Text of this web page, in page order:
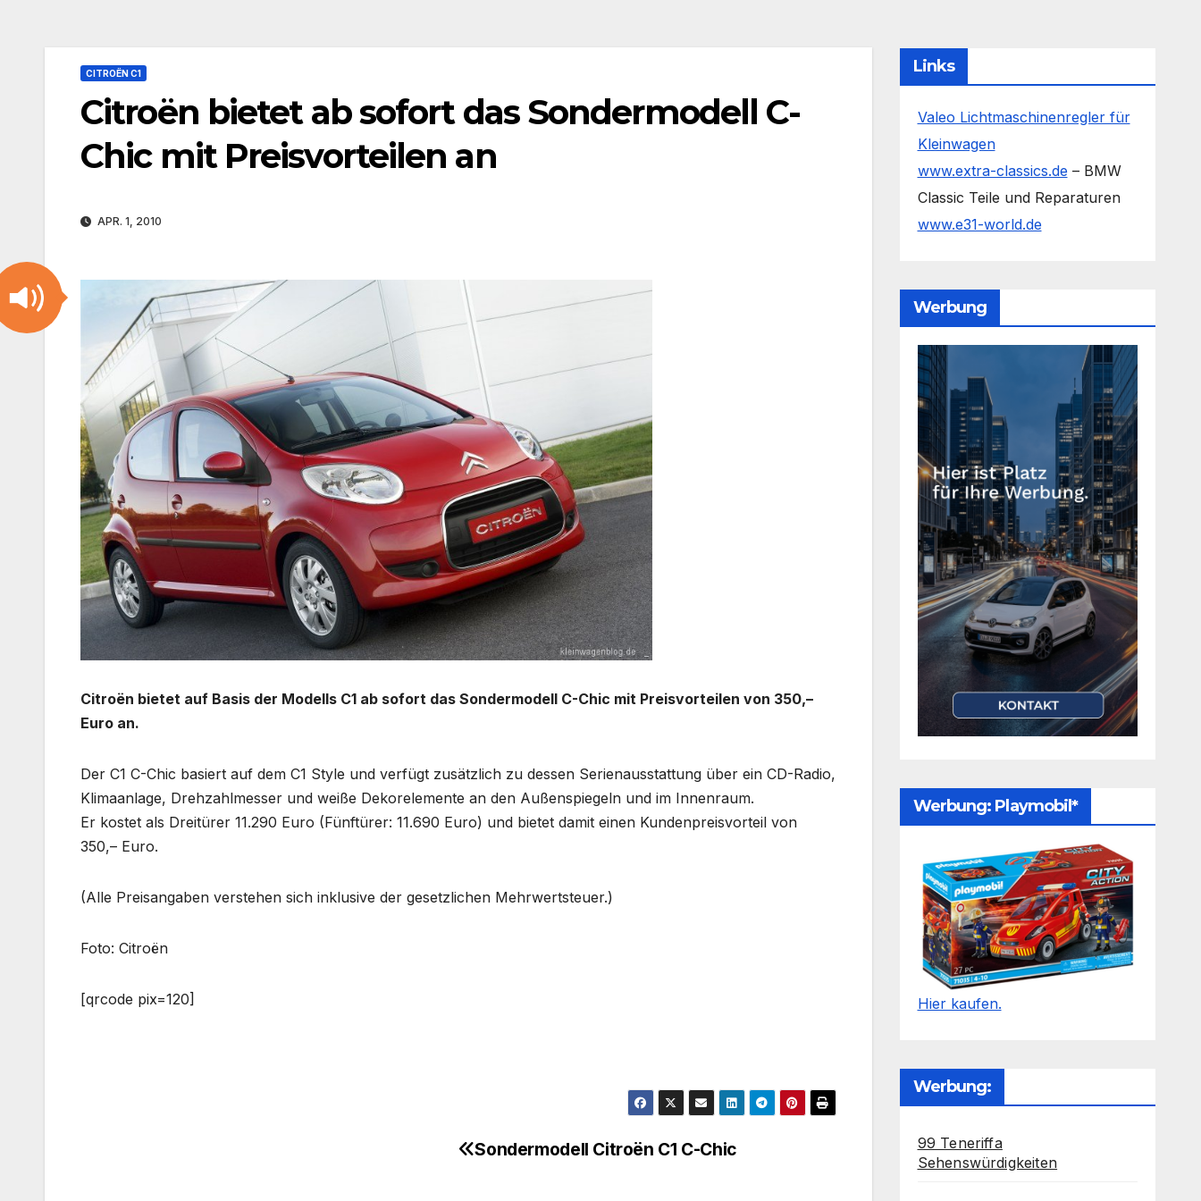
CITROËN C1
Citroën bietet ab sofort das Sondermodell C-
Chic mit Preisvorteilen an
APR. 1, 2010
Citroën bietet auf Basis der Modells C1 ab sofort das Sondermodell C-Chic mit Preisvorteilen von 350,–
Euro an.
Der C1 C-Chic basiert auf dem C1 Style und verfügt zusätzlich zu dessen Serienausstattung über ein CD-Radio,
Klimaanlage, Drehzahlmesser und weiße Dekorelemente an den Außenspiegeln und im Innenraum.
Er kostet als Dreitürer 11.290 Euro (Fünftürer: 11.690 Euro) und bietet damit einen Kundenpreisvorteil von
350,– Euro.
(Alle Preisangaben verstehen sich inklusive der gesetzlichen Mehrwertsteuer.)
Foto: Citroën
[qrcode pix=120]
Sondermodell Citroën C1 C-Chic
Links
Valeo Lichtmaschinenregler für
Kleinwagen
www.extra-classics.de – BMW
Classic Teile und Reparaturen
www.e31-world.de
Werbung
Werbung: Playmobil*
Hier kaufen.
Werbung:
99 Teneriffa
Sehenswürdigkeiten